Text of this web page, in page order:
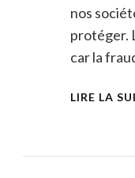
nos
protéger.
car la
LIRE LA